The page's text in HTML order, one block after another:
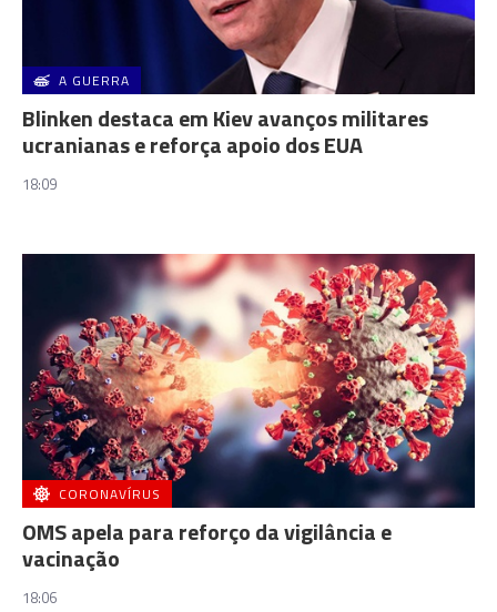
A GUERRA
Blinken destaca em Kiev avanços militares
ucranianas e reforça apoio dos EUA
18:09
CORONAVÍRUS
OMS apela para reforço da vigilância e
vacinação
18:06